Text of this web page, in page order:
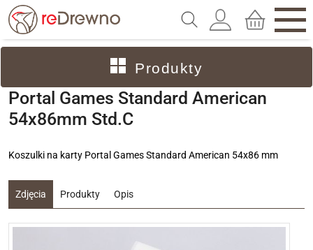
Produkty
Portal Games Standard American
54x86mm Std.C
Koszulki na karty Portal Games Standard American 54x86 mm
Zdjęcia Produkty Opis